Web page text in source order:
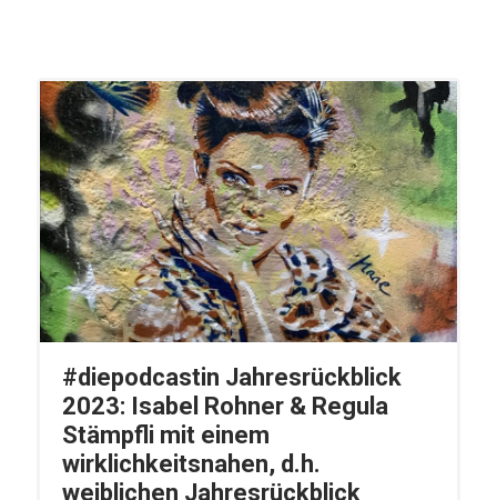
#diepodcastin Jahresrückblick
2023: Isabel Rohner & Regula
Stämpfli mit einem
wirklichkeitsnahen, d.h.
weiblichen Jahresrückblick